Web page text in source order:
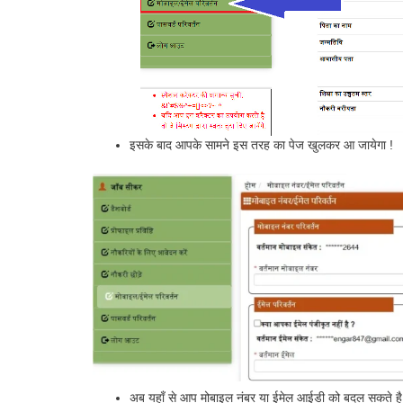
इसके बाद आपके सामने इस तरह का पेज खुलकर आ जायेगा !
अब यहाँ से आप मोबाइल नंबर या ईमेल आईडी को बदल सकते